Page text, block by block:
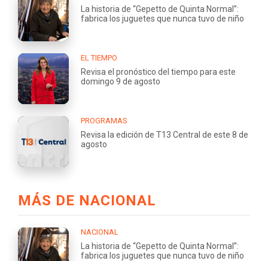
La historia de “Gepetto de Quinta Normal”:
fabrica los juguetes que nunca tuvo de niño
EL TIEMPO
Revisa el pronóstico del tiempo para este
domingo 9 de agosto
PROGRAMAS
Revisa la edición de T13 Central de este 8 de
agosto
MÁS DE NACIONAL
NACIONAL
La historia de “Gepetto de Quinta Normal”:
fabrica los juguetes que nunca tuvo de niño